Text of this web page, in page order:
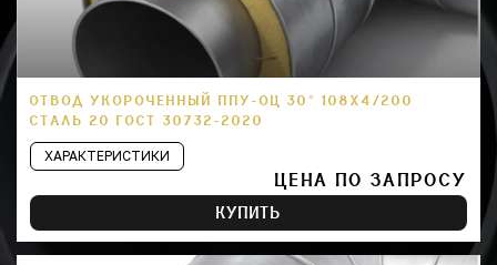
ОТВОД УКОРОЧЕННЫЙ ППУ-ОЦ 30° 108Х4/200
СТАЛЬ 20 ГОСТ 30732-2020
ХАРАКТЕРИСТИКИ
ЦЕНА ПО ЗАПРОСУ
КУПИТЬ